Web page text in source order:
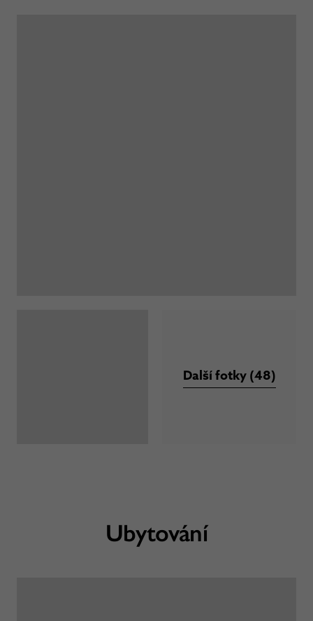
Další fotky (48)
Ubytování